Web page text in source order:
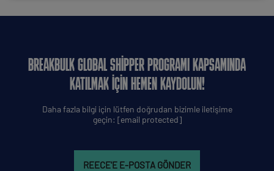
BREAKBULK GLOBAL SHIPPER PROGRAMI KAPSAMINDA
KATILMAK IÇIN HEMEN KAYDOLUN!
Daha fazla bilgi için lütfen doğrudan bizimle iletişime
geçin: [email protected]
REECE'E E-POSTA GÖNDER